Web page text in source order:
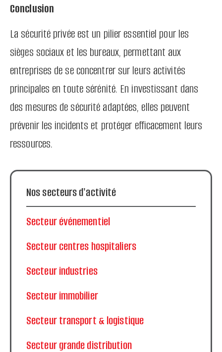
Conclusion
La sécurité privée est un pilier essentiel pour les
sièges sociaux et les bureaux, permettant aux
entreprises de se concentrer sur leurs activités
principales en toute sérénité. En investissant dans
des mesures de sécurité adaptées, elles peuvent
prévenir les incidents et protéger efficacement leurs
ressources.
Nos secteurs d'activité
Secteur événementiel
Secteur centres hospitaliers
Secteur industries
Secteur immobilier
Secteur transport & logistique
Secteur grande distribution